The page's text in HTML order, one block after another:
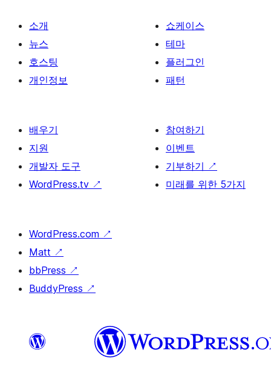
소개
뉴스
호스팅
개인정보
쇼케이스
테마
플러그인
패턴
배우기
지원
개발자 도구
WordPress.tv ↗
참여하기
이벤트
기부하기 ↗
미래를 위한 5가지
WordPress.com ↗
Matt ↗
bbPress ↗
BuddyPress ↗